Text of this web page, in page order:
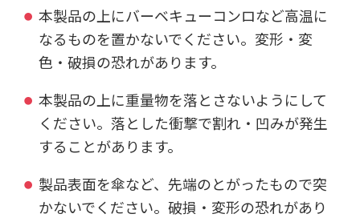
本製品の上にバーベキューコンロなど高温に
なるものを置かないでください。変形・変
色・破損の恐れがあります。
本製品の上に重量物を落とさないようにして
ください。落とした衝撃で割れ・凹みが発生
することがあります。
製品表面を傘など、先端のとがったもので突
かないでください。破損・変形の恐れがあり